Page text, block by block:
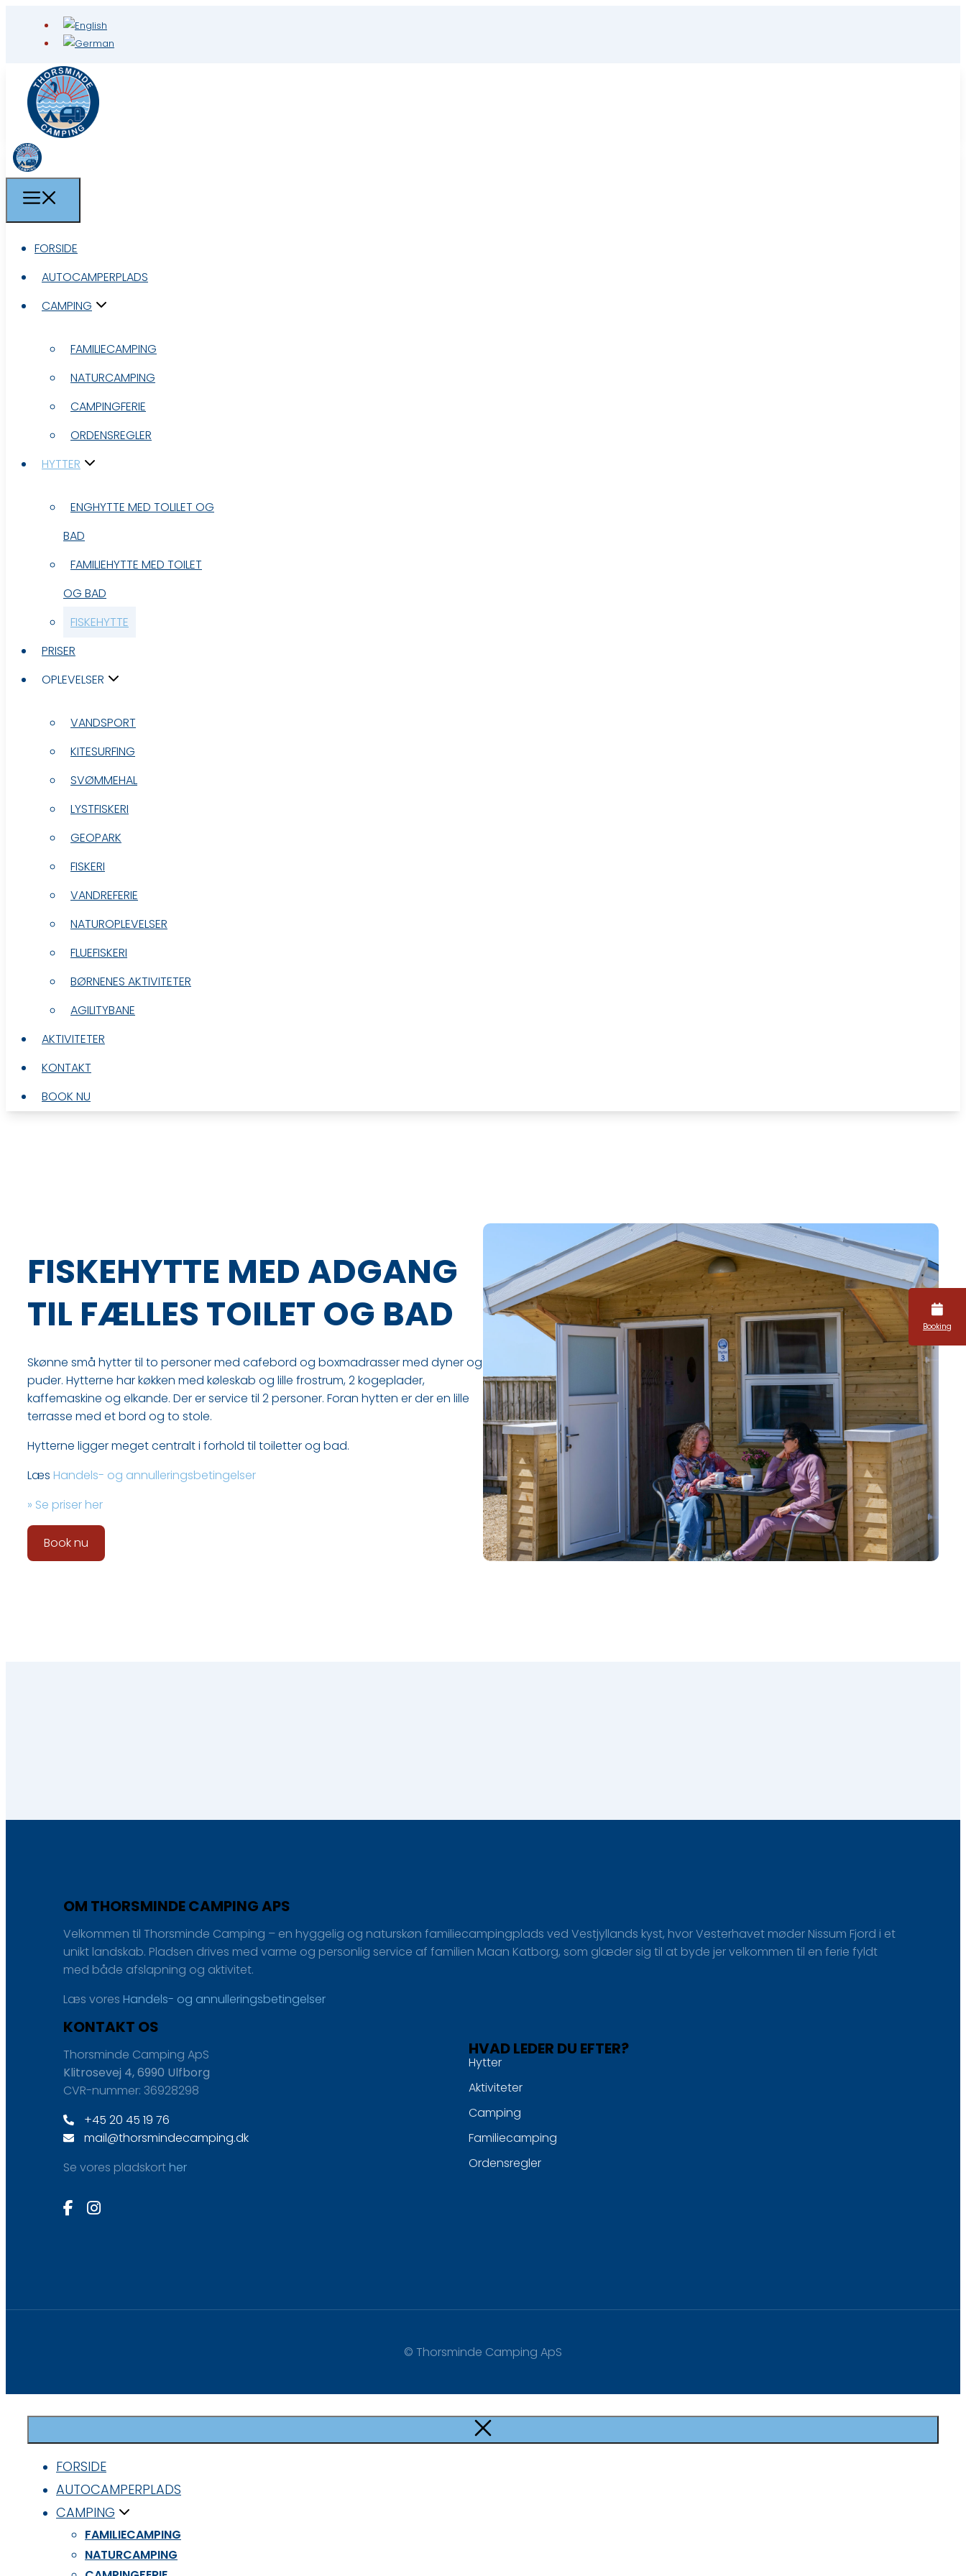
FORSIDE
AUTOCAMPERPLADS
CAMPING
FAMILIECAMPING
NATURCAMPING
CAMPINGFERIE
ORDENSREGLER
HYTTER
ENGHYTTE MED TOLILET OG
FAMILIEHYTTE MED TOILET
OG BAD
FISKEHYTTE
PRISER
OPLEVELSER
VANDSPORT
KITESURFING
SVØMMEHAL
LYSTFISKERI
GEOPARK
FISKERI
VANDREFERIE
NATUROPLEVELSER
FLUEFISKERI
BØRNENES AKTIVITETER
AGILITYBANE
AKTIVITETER
KONTAKT
FORSIDE
AUTOCAMPERPLADS
CAMPING
FAMILIECAMPING
NATURCAMPING
CAMPINGFERIE
ORDENSREGLER
HYTTER
ENGHYTTE MED TOLILET OG
BAD
FAMILIEHYTTE MED TOILET
OG BAD
FISKEHYTTE
PRISER
OPLEVELSER
VANDSPORT
KITESURFING
SVØMMEHAL
LYSTFISKERI
GEOPARK
FISKERI
VANDREFERIE
NATUROPLEVELSER
FLUEFISKERI
BØRNENES AKTIVITETER
AGILITYBANE
AKTIVITETER
KONTAKT
BOOK NU
FISKEHYTTE MED ADGANG
TIL FÆLLES TOILET OG BAD
​Skønne små hytter til to personer med cafebord og boxmadrasser med dyner og
puder. Hytterne har køkken med køleskab og lille frostrum, 2 kogeplader,
kaffemaskine og elkande. Der er service til 2 personer. Foran hytten er der en lille
terrasse med et bord og to stole.
Hytterne ligger meget centralt i forhold til toiletter og bad.​
Læs H​andels- og annulleringsbetingelser
» Se priser her
Book nu
OM THORSMINDE CAMPING APS
Velkommen til Thorsminde Camping – en hyggelig og naturskøn familiecampingplads ved Vestjyllands kyst, hvor Vesterhavet møder Nissum Fjord i et
unikt landskab. Pladsen drives med varme og personlig service af familien Maan Katborg, som glæder sig til at byde jer velkommen til en ferie fyldt
med både afslapning og aktivitet.
Læs vores H​andels- og annulleringsbetingelser
KONTAKT OS
Thorsminde Camping ApS
Klitrosevej 4, 6990 Ulfborg
CVR-nummer: 36928298
+45 20 45 19 76
mail@thorsmindecamping.dk
Se vores pladskort her
HVAD LEDER DU EFTER?
Hytter
Aktiviteter
Camping
Familiecamping
Ordensregler
© Thorsminde Camping ApS
FORSIDE
AUTOCAMPERPLADS
CAMPING
FAMILIECAMPING
NATURCAMPING
Booking